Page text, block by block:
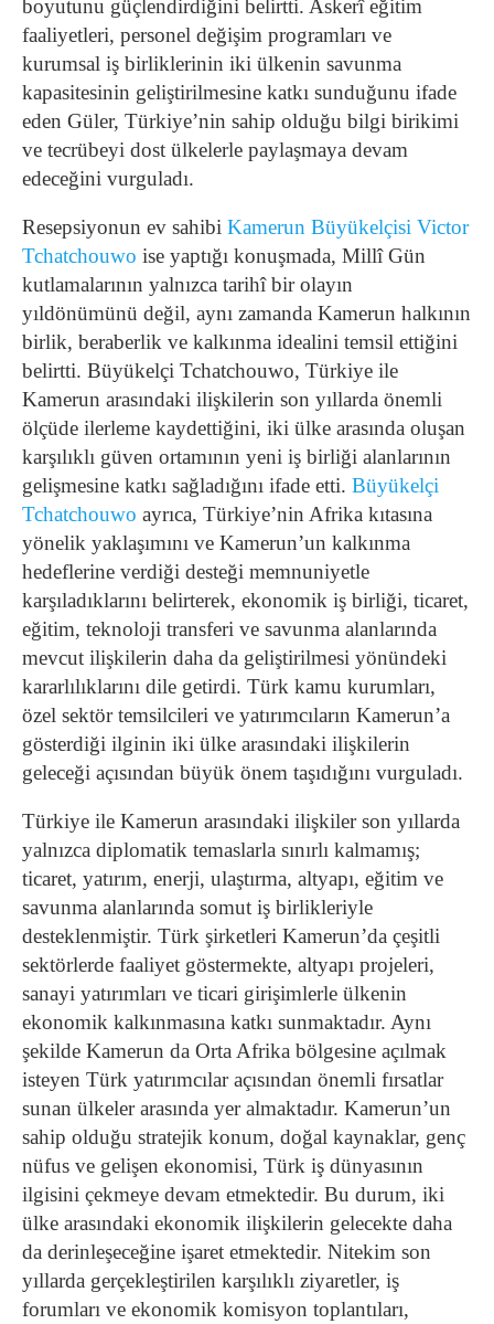
boyutunu güçlendirdiğini belirtti. Askerî eğitim
faaliyetleri, personel değişim programları ve
kurumsal iş birliklerinin iki ülkenin savunma
kapasitesinin geliştirilmesine katkı sunduğunu ifade
eden Güler, Türkiye’nin sahip olduğu bilgi birikimi
ve tecrübeyi dost ülkelerle paylaşmaya devam
edeceğini vurguladı.
Resepsiyonun ev sahibi Kamerun Büyükelçisi Victor
Tchatchouwo ise yaptığı konuşmada, Millî Gün
kutlamalarının yalnızca tarihî bir olayın
yıldönümünü değil, aynı zamanda Kamerun halkının
birlik, beraberlik ve kalkınma idealini temsil ettiğini
belirtti. Büyükelçi Tchatchouwo, Türkiye ile
Kamerun arasındaki ilişkilerin son yıllarda önemli
ölçüde ilerleme kaydettiğini, iki ülke arasında oluşan
karşılıklı güven ortamının yeni iş birliği alanlarının
gelişmesine katkı sağladığını ifade etti. Büyükelçi
Tchatchouwo ayrıca, Türkiye’nin Afrika kıtasına
yönelik yaklaşımını ve Kamerun’un kalkınma
hedeflerine verdiği desteği memnuniyetle
karşıladıklarını belirterek, ekonomik iş birliği, ticaret,
eğitim, teknoloji transferi ve savunma alanlarında
mevcut ilişkilerin daha da geliştirilmesi yönündeki
kararlılıklarını dile getirdi. Türk kamu kurumları,
özel sektör temsilcileri ve yatırımcıların Kamerun’a
gösterdiği ilginin iki ülke arasındaki ilişkilerin
geleceği açısından büyük önem taşıdığını vurguladı.
Türkiye ile Kamerun arasındaki ilişkiler son yıllarda
yalnızca diplomatik temaslarla sınırlı kalmamış;
ticaret, yatırım, enerji, ulaştırma, altyapı, eğitim ve
savunma alanlarında somut iş birlikleriyle
desteklenmiştir. Türk şirketleri Kamerun’da çeşitli
sektörlerde faaliyet göstermekte, altyapı projeleri,
sanayi yatırımları ve ticari girişimlerle ülkenin
ekonomik kalkınmasına katkı sunmaktadır. Aynı
şekilde Kamerun da Orta Afrika bölgesine açılmak
isteyen Türk yatırımcılar açısından önemli fırsatlar
sunan ülkeler arasında yer almaktadır. Kamerun’un
sahip olduğu stratejik konum, doğal kaynaklar, genç
nüfus ve gelişen ekonomisi, Türk iş dünyasının
ilgisini çekmeye devam etmektedir. Bu durum, iki
ülke arasındaki ekonomik ilişkilerin gelecekte daha
da derinleşeceğine işaret etmektedir. Nitekim son
yıllarda gerçekleştirilen karşılıklı ziyaretler, iş
forumları ve ekonomik komisyon toplantıları,